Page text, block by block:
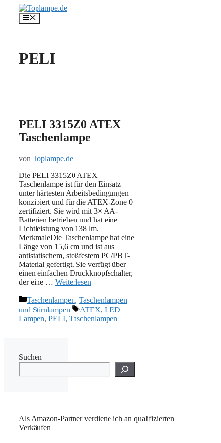
Inhalt
springen
Menü
PELI
PELI 3315Z0 ATEX
Taschenlampe
von Toplampe.de
Die PELI 3315Z0 ATEX
Taschenlampe ist für den Einsatz
unter härtesten Arbeitsbedingungen
konzipiert und für die ATEX-Zone 0
zertifiziert. Sie wird mit 3× AA-
Batterien betrieben und hat eine
Lichtleistung von 138 lm.
MerkmaleDie Taschenlampe hat eine
Länge von 15,6 cm und ist aus
antistatischem, stoßfestem PC/PBT-
Material gefertigt. Sie verfügt über
einen einfachen Druckknopfschalter,
der eine … Weiterlesen
Kategorien
Taschenlampen, Taschenlampen
und Stirnlampen
Schlagwörter
ATEX, LED
Lampen, PELI, Taschenlampen
Suchen
Als Amazon-Partner verdiene ich an qualifizierten
Verkäufen